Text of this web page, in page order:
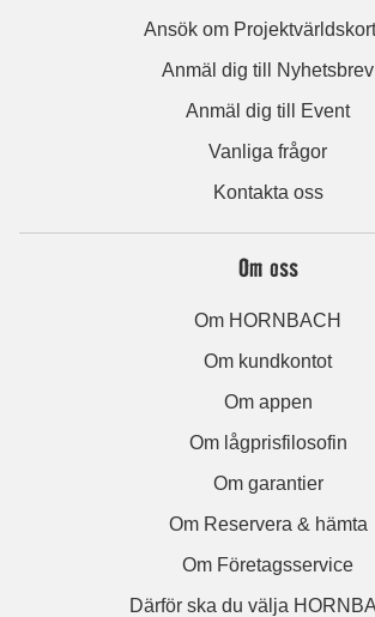
Ansök om
Anmäl dig till Nyhetsbrev
Anmäl dig till Event
Vanliga frågor
Kontakta oss
Om oss
Om HORNBACH
Om kundkontot
Om appen
Om lågprisfilosofin
Om garantier
Om Reservera & hämta
Om Företagsservice
Därför ska du välja